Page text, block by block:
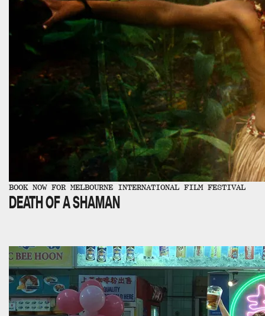
BOOK NOW FOR MELBOURNE INTERNATIONAL FILM FESTIVAL
DEATH OF A SHAMAN